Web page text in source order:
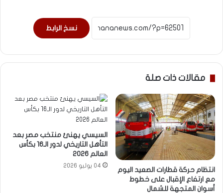
نسخ الرابط
مقالات ذات صلة
انتظام حركة قطارات الصعيد اليوم
مع ارتفاع الإقبال على خطوط
أسوان المتجهة للشمال
السيسي يهنئ منتخب مصر بعد
التأهل التاريخي لدور الـ16 بكأس
العالم 2026
04 يوليو 2026